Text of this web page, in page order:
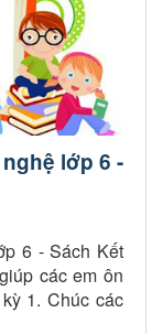
lớp 6 -
6 - Sách Kết
các em ôn
1. Chúc các